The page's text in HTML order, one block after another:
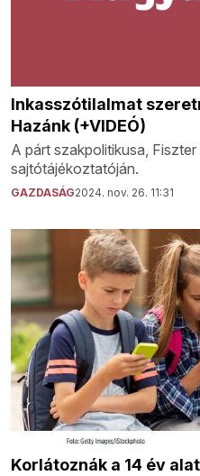
Inkasszótilalmat
Hazánk (+VIDEÓ)
A párt szakpolitikusa,
sajtótájékoztatóján.
GAZDASÁG2024. nov. 26. 11:31
Korlátoznák a 14 év